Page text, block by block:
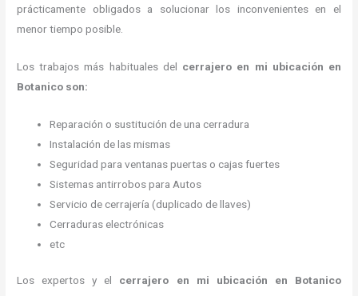
prácticamente obligados a solucionar los inconvenientes en el
menor tiempo posible.
Los trabajos más habituales del cerrajero en mi ubicación en
Botanico son:
Reparación o sustitución de una cerradura
Instalación de las mismas
Seguridad para ventanas puertas o cajas fuertes
Sistemas antirrobos para Autos
Servicio de cerrajería (duplicado de llaves)
Cerraduras electrónicas
etc
Los expertos y el cerrajero en mi ubicación
en Botanico